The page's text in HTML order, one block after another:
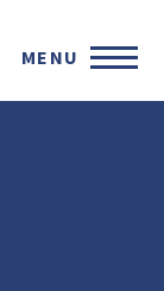
MENU